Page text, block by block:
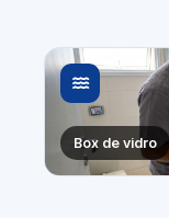
Box de vidro